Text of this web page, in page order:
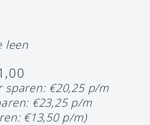
leen
sparen: €20,25 p/m
€23,25 p/m
€13,50 p/m)